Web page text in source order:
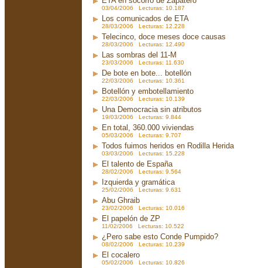
03/04/2006 Lecturas: 10.187
Los comunicados de ETA
28/03/2006 Lecturas: 12.228
Telecinco, doce meses doce causas
28/03/2006 Lecturas: 12.490
Las sombras del 11-M
23/03/2006 Lecturas: 11.630
De bote en bote... botellón
22/03/2006 Lecturas: 10.361
Botellón y embotellamiento
22/03/2006 Lecturas: 10.139
Una Democracia sin atributos
19/03/2006 Lecturas: 9.844
En total, 360.000 viviendas
05/03/2006 Lecturas: 9.707
Todos fuimos heridos en Rodilla Herida
03/03/2006 Lecturas: 15.228
El talento de España
28/02/2006 Lecturas: 9.564
Izquierda y gramática
25/02/2006 Lecturas: 9.631
Abu Ghraib
23/02/2006 Lecturas: 10.016
El papelón de ZP
11/02/2006 Lecturas: 10.522
¿Pero sabe esto Conde Pumpido?
08/02/2006 Lecturas: 10.239
El cocalero
05/02/2006 Lecturas: 10.826